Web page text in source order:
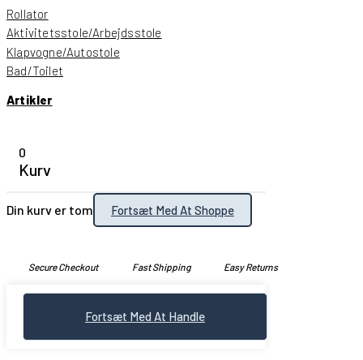
Rollator
Aktivitetsstole/Arbejdsstole
Klapvogne/Autostole
Bad/Toilet
Artikler
0
Kurv
Din kurv er tom Fortsæt Med At Shoppe
Secure Checkout Fast Shipping Easy Returns
Fortsæt Med At Handle